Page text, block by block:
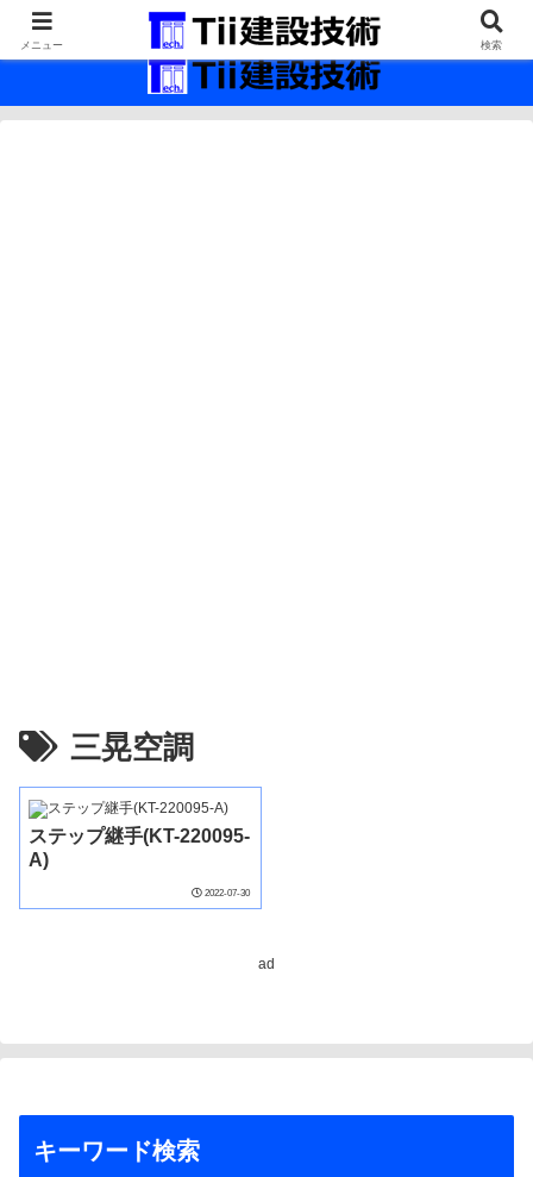
最新の建設技術の情報インフラ。
三晃空調
ステップ継手(KT-220095-
A)
2022-07-30
ad
キーワード検索
メニュー 検索